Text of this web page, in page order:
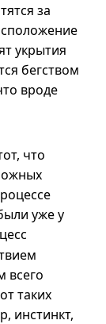
за
укрытия
бегством
вроде
что
уже у
всего
таких
инстинкт,